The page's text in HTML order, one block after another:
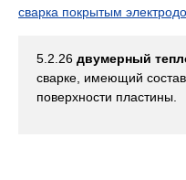
сварка покрытым
5.2.26 двумерный
сварке, имеющий
поверхности пластины.